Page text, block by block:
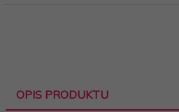
OPIS PRODUKTU